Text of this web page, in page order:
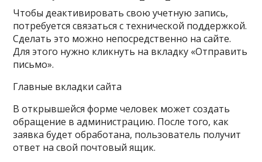
Чтобы деактивировать свою учетную запись,
потребуется связаться с технической поддержкой.
Сделать это можно непосредственно на сайте.
Для этого нужно кликнуть на вкладку «Отправить
письмо».
Главные вкладки сайта
В открывшейся форме человек может создать
обращение в администрацию. После того, как
заявка будет обработана, пользователь получит
ответ на свой почтовый ящик.